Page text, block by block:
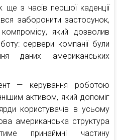
ще з часів першої каденції
заборонити застосунок,
який дозволив
сервери компанії були
даних американських
— керування роботою
активом, який допоміг
користувачів в усьому
американська структура
принаймні частину